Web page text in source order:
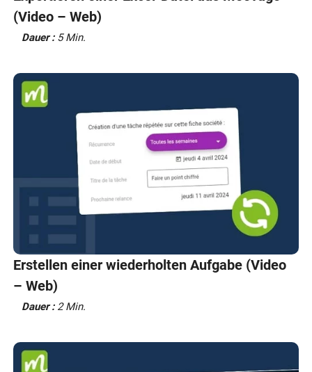
(Video – Web)
Dauer : 5 Min.
Erstellen einer wiederholten Aufgabe (Video
– Web)
Dauer : 2 Min.